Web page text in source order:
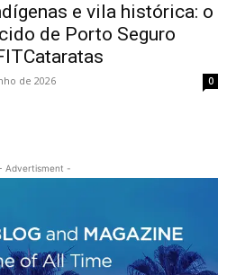
e vila histórica: o
de Porto Seguro
de 2026 0
Advertisment -